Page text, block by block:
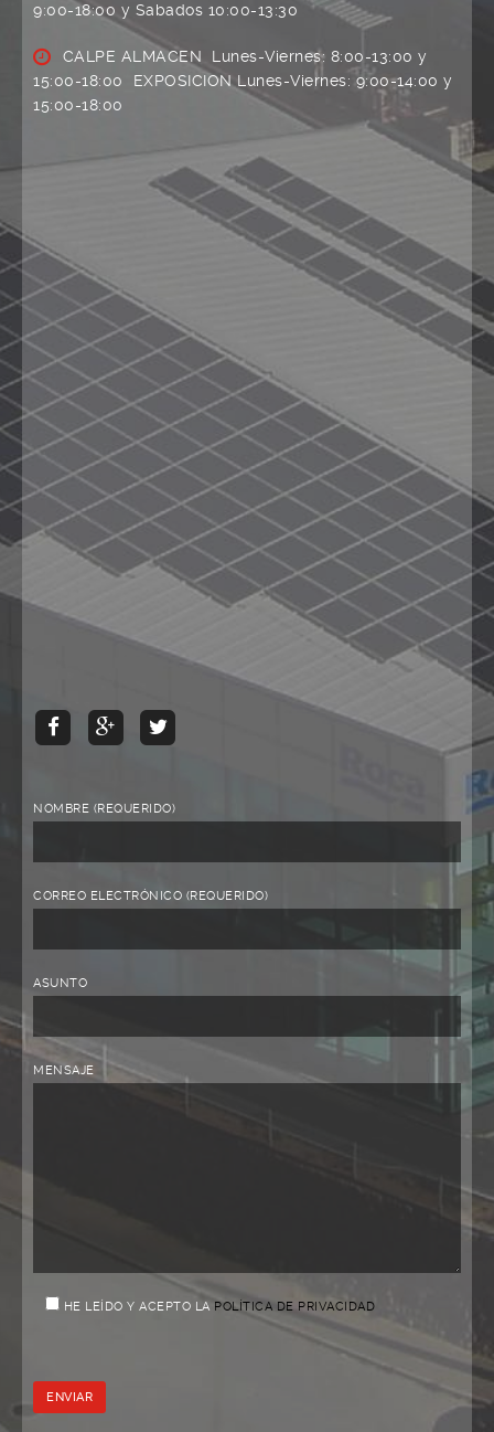
9:00-18:00 y Sabados 10:00-13:30
CALPE ALMACEN Lunes-Viernes: 8:00-13:00 y
15:00-18:00 EXPOSICION Lunes-Viernes: 9:00-14:00 y
15:00-18:00
NOMBRE (REQUERIDO)
CORREO ELECTRÓNICO (REQUERIDO)
ASUNTO
MENSAJE
HE LEÍDO Y ACEPTO LA POLÍTICA DE PRIVACIDAD